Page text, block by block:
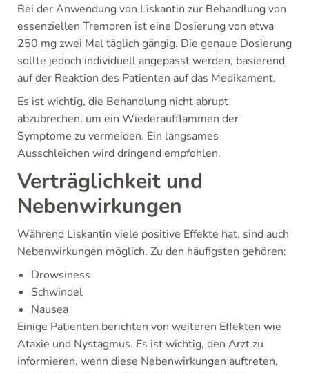
Bei der Anwendung von Liskantin zur Behandlung von
essenziellen Tremoren ist eine Dosierung von etwa
250 mg zwei Mal täglich gängig. Die genaue Dosierung
sollte jedoch individuell angepasst werden, basierend
auf der Reaktion des Patienten auf das Medikament.
Es ist wichtig, die Behandlung nicht abrupt
abzubrechen, um ein Wiederaufflammen der
Symptome zu vermeiden. Ein langsames
Ausschleichen wird dringend empfohlen.
Verträglichkeit und
Nebenwirkungen
Während Liskantin viele positive Effekte hat, sind auch
Nebenwirkungen möglich. Zu den häufigsten gehören:
Drowsiness
Schwindel
Nausea
Einige Patienten berichten von weiteren Effekten wie
Ataxie und Nystagmus. Es ist wichtig, den Arzt zu
informieren, wenn diese Nebenwirkungen auftreten,